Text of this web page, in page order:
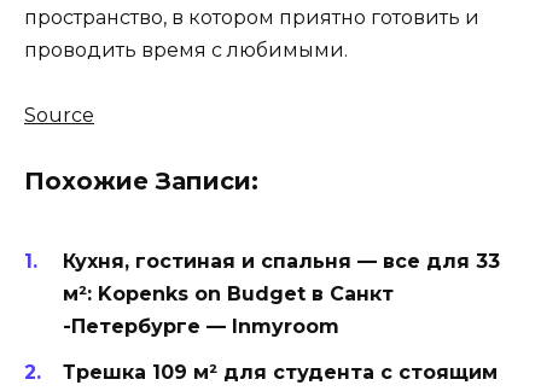
пространство, в котором приятно готовить и
проводить время с любимыми.
Source
Похожие Записи:
Кухня, гостиная и спальня — все для 33
м²: Kopenks on Budget в Санкт
-Петербурге — Inmyroom
Трешка 109 м² для студента с стоящим